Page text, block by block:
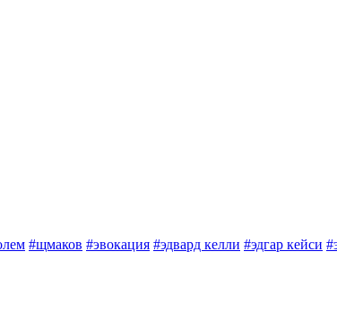
#щмаков #эвокация #эдвард келли #эдгар кейси